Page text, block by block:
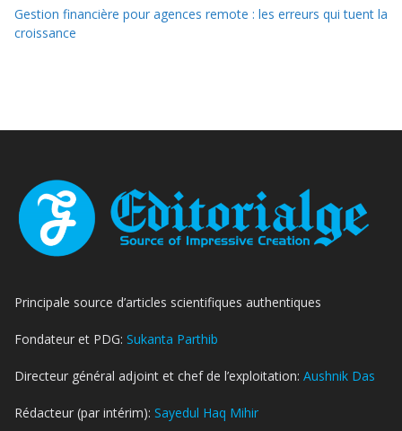
Gestion financière pour agences remote : les erreurs qui tuent la
croissance
Principale source d’articles scientifiques authentiques
Fondateur et PDG: Sukanta Parthib
Directeur général adjoint et chef de l’exploitation: Aushnik Das
Rédacteur (par intérim): Sayedul Haq Mihir